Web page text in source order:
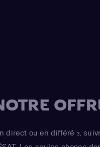
direct ou en différé 3,